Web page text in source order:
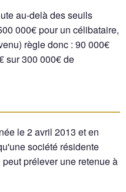
au-delà des seuils
000€ pour un célibataire,
règle donc : 90 000€
sur 300 000€ de
le 2 avril 2013 et en
société résidente
prélever une retenue à